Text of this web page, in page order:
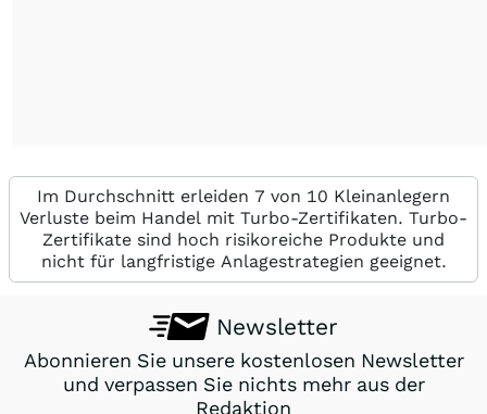
Im Durchschnitt erleiden 7 von 10 Kleinanlegern
Verluste beim Handel mit Turbo-Zertifikaten. Turbo-
Zertifikate sind hoch risikoreiche Produkte und
nicht für langfristige Anlagestrategien geeignet.
Newsletter
Abonnieren Sie unsere kostenlosen Newsletter
und verpassen Sie nichts mehr aus der
Redaktion